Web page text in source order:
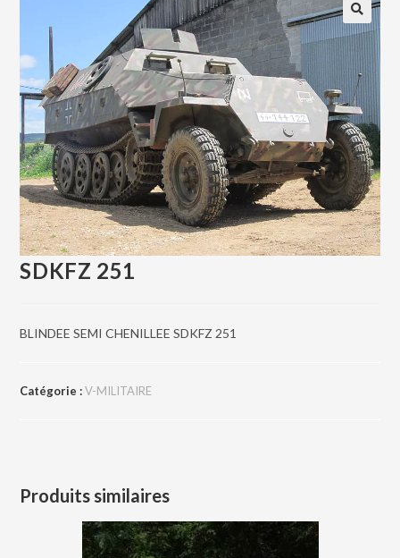
SDKFZ 251
BLINDEE SEMI CHENILLEE SDKFZ 251
Catégorie :V-MILITAIRE
Produits similaires